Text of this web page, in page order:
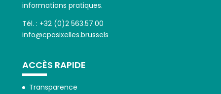
informations pratiques.
Tél. : +32 (0)2 563.57.00
info@cpasixelles.brussels
ACCÈS RAPIDE
Transparence